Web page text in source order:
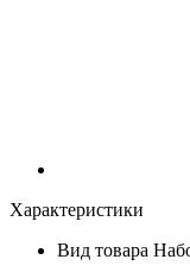
Характеристики
Вид товара